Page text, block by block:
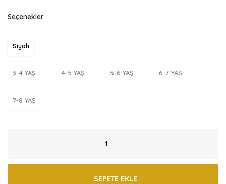
Seçenekler
Siyah
3-4 YAŞ 4-5 YAŞ 5-6 YAŞ 6-7 YAŞ
7-8 YAŞ
SEPETE EKLE